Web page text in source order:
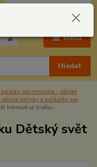
Menu
Hledat
0,00 Kč
kočárku pro miminka – dětské
dětské peřinky a polštářky pro
krémové se žirafou
Dětský svět